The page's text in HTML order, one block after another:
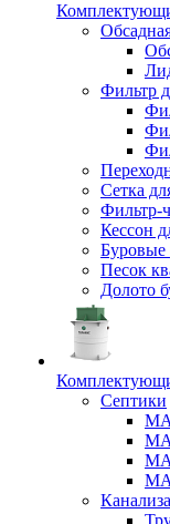
Фильтр
Сетка
Фильтр-
Кессон
Буровые
Песок
Долото
Септики